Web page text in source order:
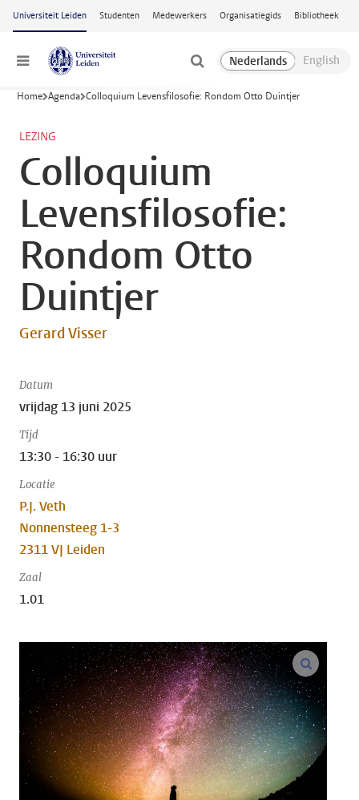
Ga naar hoofdinhoud
Universiteit Leiden Studenten Medewerkers Organisatiegids Bibliotheek
Menu
Home Agenda Colloquium Levensfilosofie: Rondom Otto Duintjer
LEZING
Colloquium
Levensfilosofie:
Rondom Otto
Duintjer
Gerard Visser
Datum
vrijdag 13 juni 2025
Tijd
13:30 - 16:30 uur
Locatie
P.J. Veth
Nonnensteeg 1-3
2311 VJ Leiden
Zaal
1.01